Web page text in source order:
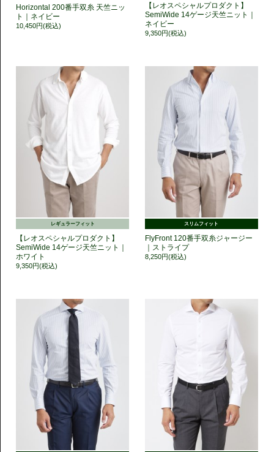
Horizontal 200番手双糸 天竺ニッ
ト｜ネイビー
10,450円(税込)
【レオスペシャルプロダクト】
SemiWide 14ゲージ天竺ニット｜
ネイビー
9,350円(税込)
レギュラーフィット
【レオスペシャルプロダクト】
SemiWide 14ゲージ天竺ニット｜
ホワイト
9,350円(税込)
スリムフィット
FlyFront 120番手双糸ジャージー
｜ストライプ
8,250円(税込)